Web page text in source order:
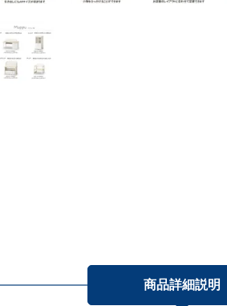
商品詳細説明